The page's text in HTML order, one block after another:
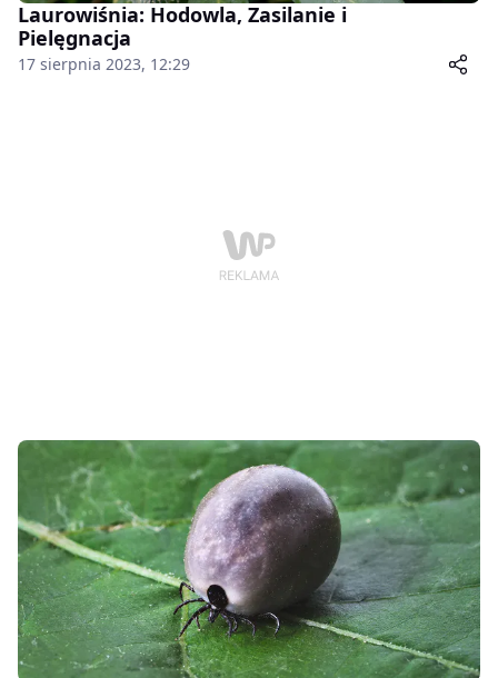
Laurowiśnia: Hodowla, Zasilanie i
Pielęgnacja
17 sierpnia 2023, 12:29